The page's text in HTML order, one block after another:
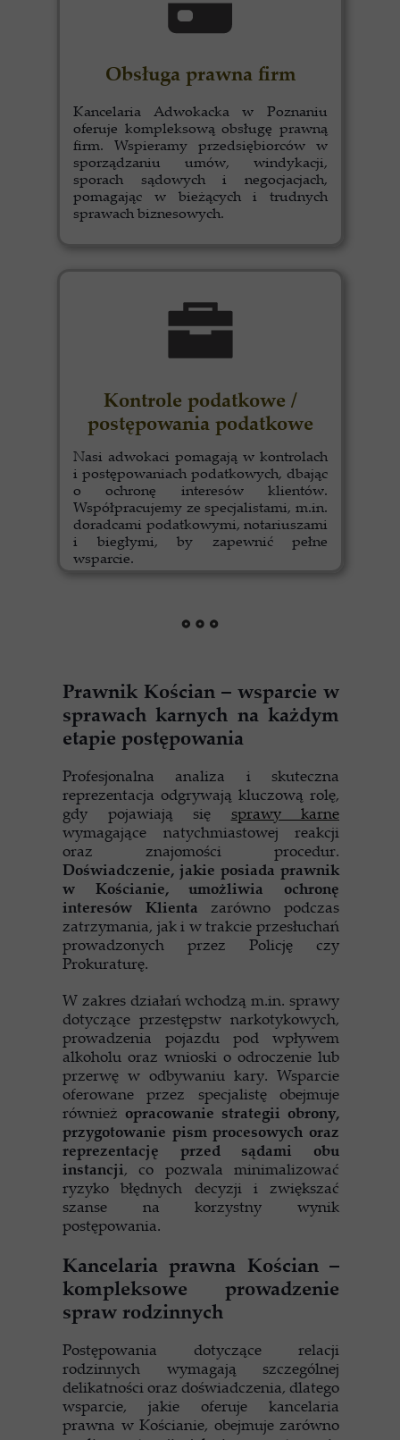
Prawnik Kościan – wsparcie w
sprawach karnych na każdym
etapie postępowania
Profesjonalna analiza i skuteczna
reprezentacja odgrywają kluczową rolę,
gdy pojawiają się sprawy karne
wymagające natychmiastowej reakcji
oraz znajomości procedur.
Doświadczenie, jakie posiada prawnik
w Kościanie, umożliwia ochronę
interesów Klienta zarówno podczas
zatrzymania, jak i w trakcie przesłuchań
prowadzonych przez Policję czy
Prokuraturę.
W zakres działań wchodzą m.in. sprawy
dotyczące przestępstw narkotykowych,
prowadzenia pojazdu pod wpływem
alkoholu oraz wnioski o odroczenie lub
przerwę w odbywaniu kary. Wsparcie
oferowane przez specjalistę obejmuje
również opracowanie strategii obrony,
przygotowanie pism procesowych oraz
reprezentację przed sądami obu
instancji, co pozwala minimalizować
ryzyko błędnych decyzji i zwiększać
szanse na korzystny wynik
postępowania.
Kancelaria prawna Kościan –
kompleksowe prowadzenie
spraw rodzinnych
Postępowania dotyczące relacji
rodzinnych wymagają szczególnej
delikatności oraz doświadczenia, dlatego
wsparcie, jakie oferuje kancelaria
prawna w Kościanie, obejmuje zarówno
Obsługa prawna firm
Kancelaria Adwokacka w Poznaniu
oferuje kompleksową obsługę prawną
firm. Wspieramy przedsiębiorców w
sporządzaniu umów, windykacji,
sporach sądowych i negocjacjach,
pomagając w bieżących i trudnych
sprawach biznesowych.
Kontrole podatkowe /
postępowania podatkowe
Nasi adwokaci pomagają w kontrolach
i postępowaniach podatkowych, dbając
o ochronę interesów klientów.
Współpracujemy ze specjalistami, m.in.
doradcami podatkowymi, notariuszami
i biegłymi, by zapewnić pełne
wsparcie.